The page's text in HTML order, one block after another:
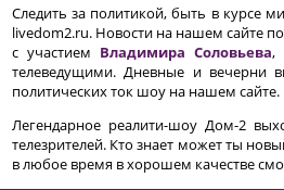
Следить за политикой, быть в курсе
livedom2.ru. Новости на нашем сайте
с участием Владимира Соловьева,
телеведущими. Дневные и вечерни
политических ток шоу на нашем сайте.
Легендарное реалити-шоу Дом-2
телезрителей. Кто знает может ты
в любое время в хорошем качестве